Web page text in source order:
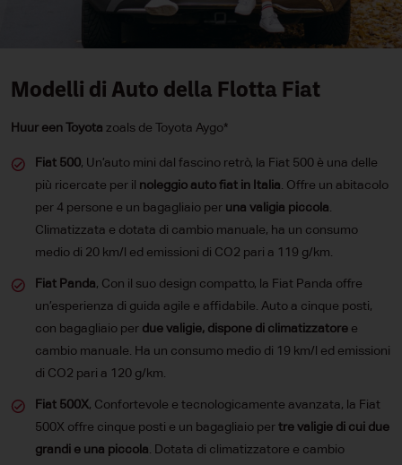
Modelli di Auto della Flotta Fiat
Huur een Toyota zoals de Toyota Aygo*
Fiat 500, Un’auto mini dal fascino retrò, la Fiat 500 è una delle
più ricercate per il noleggio auto fiat in Italia. Offre un abitacolo
per 4 persone e un bagagliaio per una valigia piccola.
Climatizzata e dotata di cambio manuale, ha un consumo
medio di 20 km/l ed emissioni di CO2 pari a 119 g/km.
Fiat Panda, Con il suo design compatto, la Fiat Panda offre
un’esperienza di guida agile e affidabile. Auto a cinque posti,
con bagagliaio per due valigie, dispone di climatizzatore e
cambio manuale. Ha un consumo medio di 19 km/l ed emissioni
di CO2 pari a 120 g/km.
Fiat 500X, Confortevole e tecnologicamente avanzata, la Fiat
500X offre cinque posti e un bagagliaio per tre valigie di cui due
grandi e una piccola. Dotata di climatizzatore e cambio